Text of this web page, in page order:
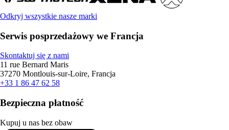
Odkryj wszystkie nasze marki
Serwis posprzedażowy we Francja
Skontaktuj się z nami
11 rue Bernard Maris
37270 Montlouis-sur-Loire, Francja
+33 1 86 47 62 58
Bezpieczna płatność
Kupuj u nas bez obaw